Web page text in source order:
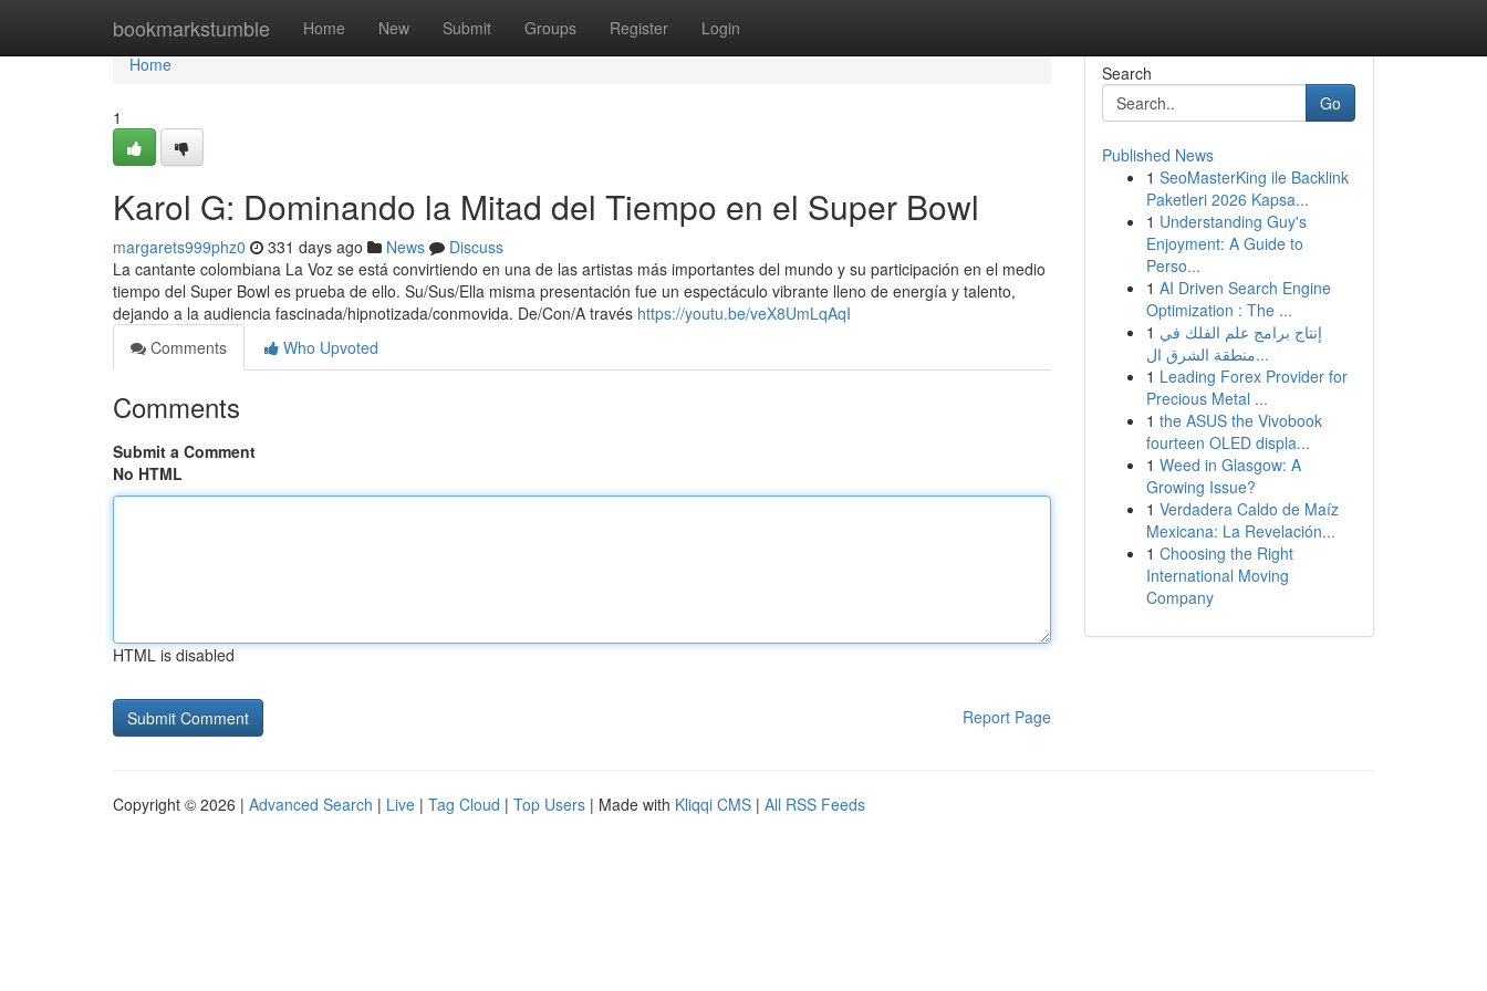
bookmarkstumble Home New Submit Groups Register Login
Home
Home
1
Karol G: Dominando la Mitad del Tiempo en el Super Bowl
margarets999phz0 331 days ago News
Discuss
La cantante colombiana La Voz se está convirtiendo en una de las artistas más importantes del mundo y su participación en el medio
tiempo del Super Bowl es prueba de ello. Su/Sus/Ella misma presentación fue un espectáculo vibrante lleno de energía y talento,
dejando a la audiencia fascinada/hipnotizada/conmovida. De/Con/A través https://youtu.be/veX8UmLqAqI
Comments
Who Upvoted
Comments
Submit a Comment
No HTML
HTML is disabled
Report Page
Search
Go
Published News
1 SeoMasterKing ile Backlink
Paketleri 2026 Kapsa...
1 Understanding Guy's
Enjoyment: A Guide to
Perso...
1 AI Driven Search Engine
Optimization : The ...
1 إنتاج برامج علم الفلك في
منطقة الشرق ال...
1 Leading Forex Provider for
Precious Metal ...
1 the ASUS the Vivobook
fourteen OLED displa...
1 Weed in Glasgow: A
Growing Issue?
1 Verdadera Caldo de Maíz
Mexicana: La Revelación...
1 Choosing the Right
International Moving
Company
Copyright © 2026 | Advanced Search | Live | Tag Cloud | Top Users | Made with Kliqqi CMS | All RSS Feeds